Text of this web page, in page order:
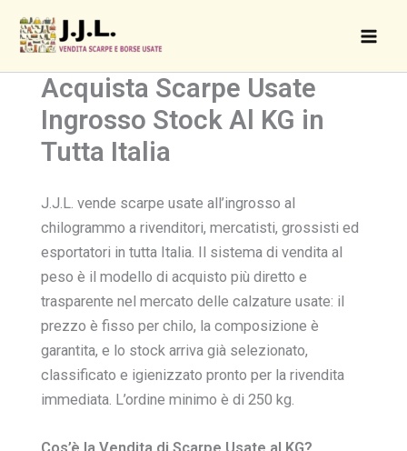
Acquista Scarpe Usate
Ingrosso Stock Al KG in
Tutta Italia
J.J.L. vende scarpe usate all’ingrosso al
chilogrammo a rivenditori, mercatisti, grossisti ed
esportatori in tutta Italia. Il sistema di vendita al
peso è il modello di acquisto più diretto e
trasparente nel mercato delle calzature usate: il
prezzo è fisso per chilo, la composizione è
garantita, e lo stock arriva già selezionato,
classificato e igienizzato pronto per la rivendita
immediata. L’ordine minimo è di 250 kg.